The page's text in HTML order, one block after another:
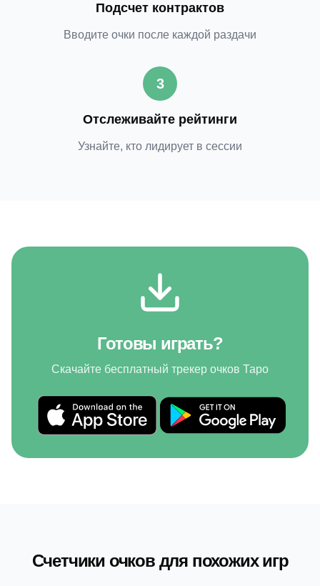
Подсчет контрактов
Вводите очки после каждой раздачи
3
Отслеживайте рейтинги
Узнайте, кто лидирует в сессии
Готовы играть?
Скачайте бесплатный трекер очков Таро
Счетчики очков для похожих игр